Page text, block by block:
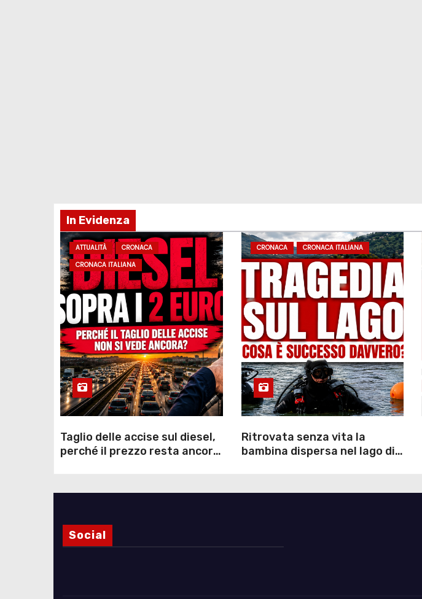
In Evidenza
ATTUALITÀ
CRONACA
CRONACA ITALIANA
Taglio delle accise sul diesel,
perché il prezzo resta ancora
CRONACA CRONACA ITALIANA
Ritrovata senza vita la
bambina dispersa nel lago di
Social